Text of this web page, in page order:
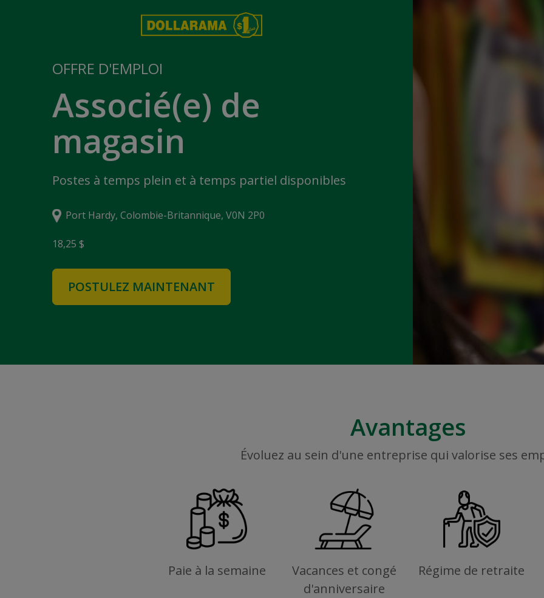
OFFRE D'EMPLOI
Associé(e) de
magasin
Postes à temps plein et à temps partiel disponibles
Port Hardy, Colombie-Britannique, V0N 2P0
18,25 $
POSTULEZ MAINTENANT
Avantages
Évoluez au sein d'une entreprise qui valorise ses
Paie à la semaine
Vacances et congé
d'anniversaire
Régime de retraite